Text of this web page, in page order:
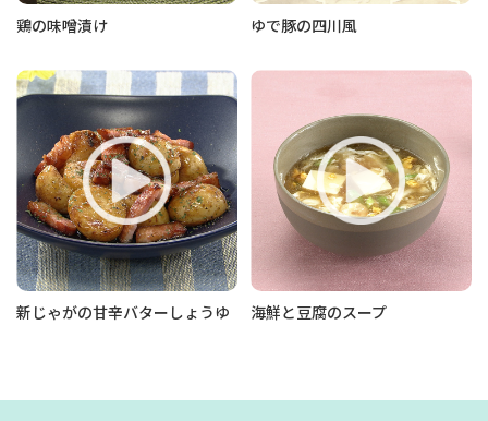
鶏の味噌漬け ゆで豚の四川風
新じゃがの甘辛バターしょうゆ 海鮮と豆腐のスープ